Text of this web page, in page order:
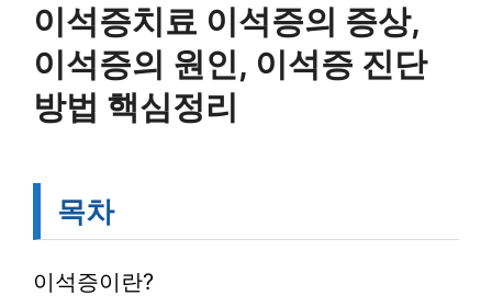
이석증치료 이석증의 증상,
이석증의 원인, 이석증 진단
방법 핵심정리
목차
이석증이란?